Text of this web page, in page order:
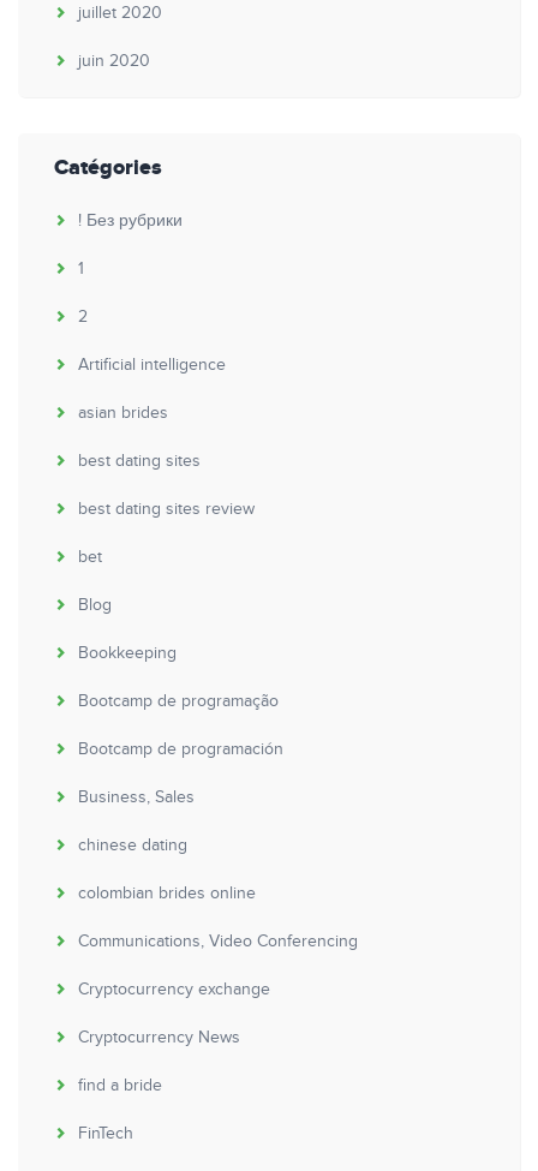
juillet 2020
juin 2020
Catégories
! Без рубрики
1
2
Artificial intelligence
asian brides
best dating sites
best dating sites review
bet
Blog
Bookkeeping
Bootcamp de programação
Bootcamp de programación
Business, Sales
chinese dating
colombian brides online
Communications, Video Conferencing
Cryptocurrency exchange
Cryptocurrency News
find a bride
FinTech